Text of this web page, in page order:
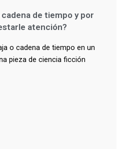
cadena de tiempo y por
atención?
o cadena de tiempo en un
pieza de ciencia ficción